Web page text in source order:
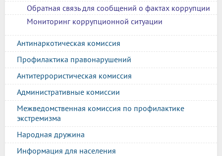
Обратная связь для сообщений о фактах коррупции
Мониторинг коррупционной ситуации
Антинаркотическая комиссия
Профилактика правонарушений
Антитеррористическая комиссия
Административные комиссии
Межведомственная комиссия по профилактике
экстремизма
Народная дружина
Информация для населения